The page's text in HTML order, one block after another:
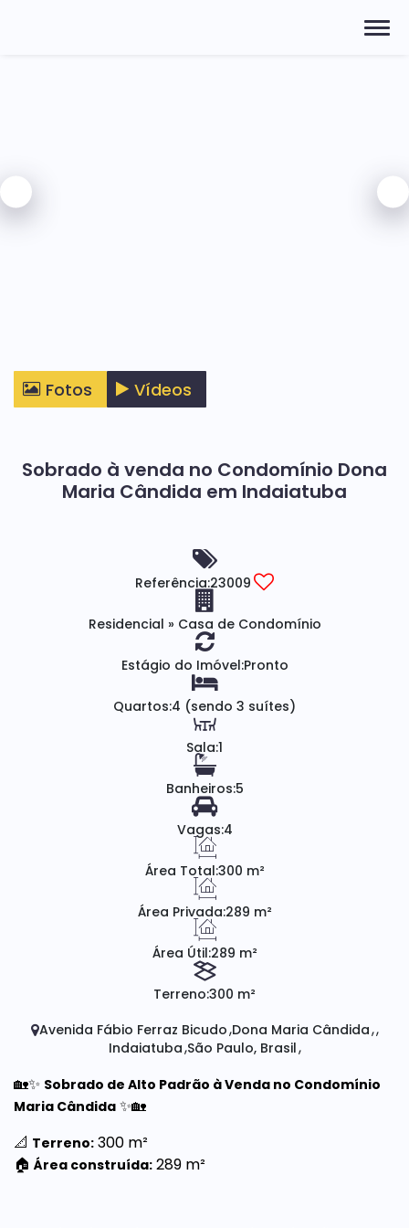
Fotos Vídeos
Sobrado à venda no Condomínio Dona
Maria Cândida em Indaiatuba
Referência:23009
Residencial » Casa de Condomínio
Estágio do Imóvel:Pronto
Quartos:4 (sendo 3 suítes)
Sala:1
Banheiros:5
Vagas:4
Área Total:300 m²
Área Privada:289 m²
Área Útil:289 m²
Terreno:300 m²
Avenida Fábio Ferraz Bicudo Dona Maria Cândida
Indaiatuba São Paulo, Brasil
🏡✨ Sobrado de Alto Padrão à Venda no Condomínio
Maria Cândida ✨🏡
📐 Terreno: 300 m²
🏠 Área construída: 289 m²